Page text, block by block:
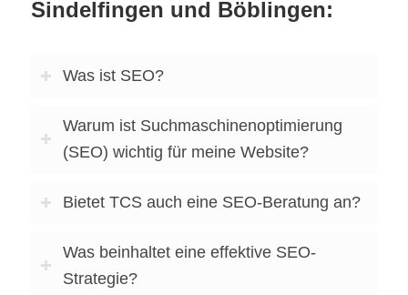
Sindelfingen und Böblingen:
Was ist SEO?
Warum ist Suchmaschinenoptimierung
(SEO) wichtig für meine Website?
Bietet TCS auch eine SEO-Beratung an?
Was beinhaltet eine effektive SEO-
Strategie?